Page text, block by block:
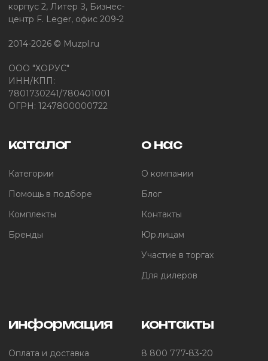
корпус 2, Литер З, Бизнес-
центр F. Leger, офис 209-2
2014-2026 © Muzpl.ru
ООО "ХОРУС"
ИНН/КПП:
7801730241/780401001
ОГРН: 1247800000722
каталог
Категории
Помощь в подборе
Комплекты
Бренды
о нас
О компании
Блог
Контакты
Юр.лицам
Участие в торгах
Для дилеров
информация
Оплата и доставка
контакты
8 800 777-83-20